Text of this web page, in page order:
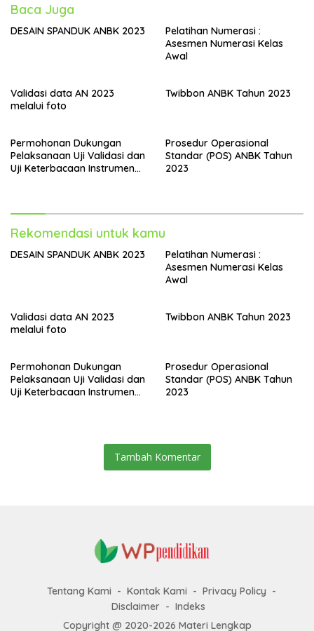
Baca Juga
DESAIN SPANDUK ANBK 2023
Pelatihan Numerasi :
Asesmen Numerasi Kelas
Awal
Validasi data AN 2023
melalui foto
Twibbon ANBK Tahun 2023
Permohonan Dukungan
Pelaksanaan Uji Validasi dan
Uji Keterbacaan Instrumen
Prosedur Operasional
Standar (POS) ANBK Tahun
2023
Rekomendasi untuk kamu
DESAIN SPANDUK ANBK 2023
Pelatihan Numerasi :
Asesmen Numerasi Kelas
Awal
Validasi data AN 2023
melalui foto
Twibbon ANBK Tahun 2023
Permohonan Dukungan
Pelaksanaan Uji Validasi dan
Uji Keterbacaan Instrumen
Prosedur Operasional
Standar (POS) ANBK Tahun
2023
Tambah Komentar
Tentang Kami Kontak Kami
Privacy Policy
Disclaimer
Indeks
Copyright @ 2020-2026 Materi Lengkap